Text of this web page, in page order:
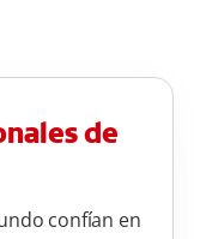
de
confían en